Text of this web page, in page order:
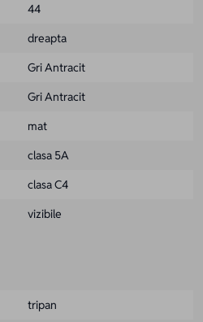
44
dreapta
Gri Antracit
Gri Antracit
mat
clasa 5A
clasa C4
vizibile
tripan